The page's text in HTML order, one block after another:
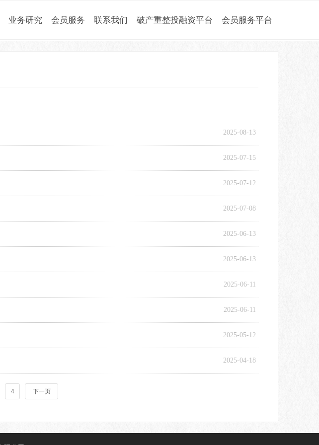
业务研究 会员服务 联系我们 破产重整投融资平台 会员服务平台
2025-08-13
2025-07-15
2025-07-12
2025-07-08
2025-06-13
2025-06-13
2025-06-11
2025-06-11
2025-05-12
2025-04-18
4 下一页